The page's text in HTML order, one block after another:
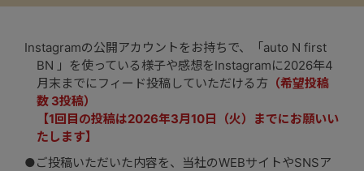
Instagramの公開アカウントをお持ちで、「auto N first
BN 」を使っている様子や感想をInstagramに2026年4
月末までにフィード投稿していただける方 （希望投稿
数 3投稿）
【1回目の投稿は2026年3月10日（火）までにお願いい
たします】
●ご投稿いただいた内容を、当社のWEBサイトやSNSア